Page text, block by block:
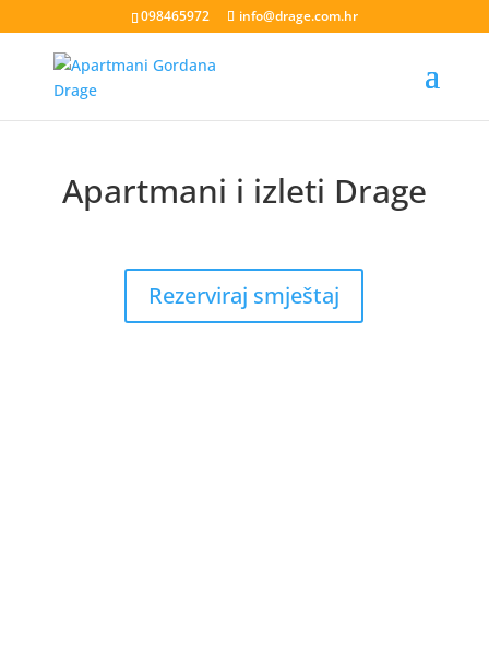
098465972 info@drage.com.hr
Apartmani i izleti Drage
Rezerviraj smještaj